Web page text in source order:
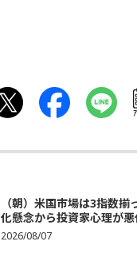
（朝）米国市場は3指数
化懸念から投資家心理が
2026/08/07